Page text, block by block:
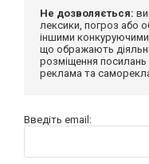
Не дозволяється:
лексики, погроз або
іншими конкуруючими
що ображають
розміщення посилань
реклама та
Введіть email: